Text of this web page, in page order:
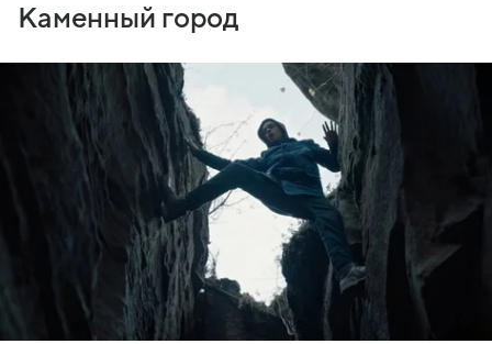
Каменный город